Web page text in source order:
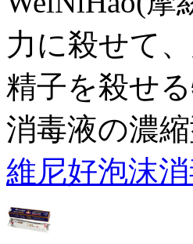
力に殺せて
精子を殺せ
消毒液の濃
維尼好泡沫